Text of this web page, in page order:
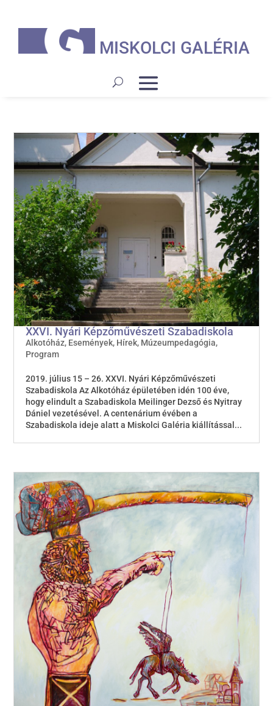
MISKOLCI GALÉRIA
XXVI. Nyári Képzőművészeti Szabadiskola
Alkotóház, Események, Hírek, Múzeumpedagógia,
Program
2019. július 15 – 26. XXVI. Nyári Képzőművészeti
Szabadiskola Az Alkotóház épületében idén 100 éve,
hogy elindult a Szabadiskola Meilinger Dezső és Nyitray
Dániel vezetésével. A centenárium évében a
Szabadiskola ideje alatt a Miskolci Galéria kiállítással...